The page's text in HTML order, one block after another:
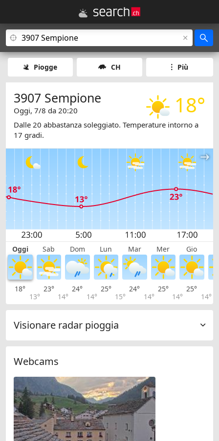
Piogge CH Più
18°
3907 Sempione
Oggi, 7/8 da 20:20
Dalle 20 abbastanza soleggiato. Temperature intorno a
17 gradi.
Oggi Sab Dom Lun Mar Mer Gio
18°
13°
23°
14°
24°
14°
25°
15°
24°
14°
25°
14°
25°
14°
Visionare radar pioggia
Webcams